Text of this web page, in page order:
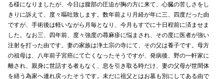
る様になりましたが、今日は腹部の圧迫が胸の方に来て、心臓の苦しさをし
きりに訴えて、度々嘔吐致します。数年前より月経が年に三、四度だった由
ですが、手術後は軽いながら月毎となり、今月もすでに十日程前に済ませま
した。なお三、四年前、度々強度の蕁麻疹に悩まされ、その度に医者が強い
注射を打った由です。妻の家族は浄土宗の寺にて、その父は養子です。母方
の祖母は、八年前子宮癌にて亡くなったそうですが、発病後、野の一軒家に
離され、親身に世話する者もなく、息を引き取る時だけ、妻の父母が世間体
を繕う為家へ連れ戻ったそうです。未だに祖父とはお墓も別にしてある由で